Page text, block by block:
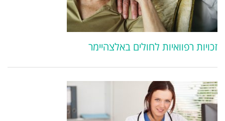
זכויות רפוואיות לחולים באלצהיימר